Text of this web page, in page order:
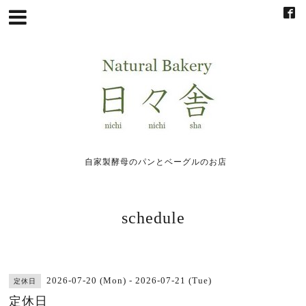
自家製酵母のパンとベーグルのお店
schedule
定休日 2026-07-20 (Mon) - 2026-07-21 (Tue)
定休日